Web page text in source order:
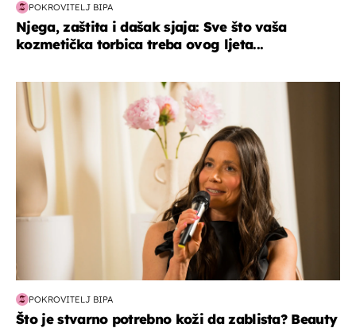
POKROVITELJ BIPA
Njega, zaštita i dašak sjaja: Sve što vaša
kozmetička torbica treba ovog ljeta...
moda & ljepota
POKROVITELJ BIPA
Što je stvarno potrebno koži da zablista? Beauty